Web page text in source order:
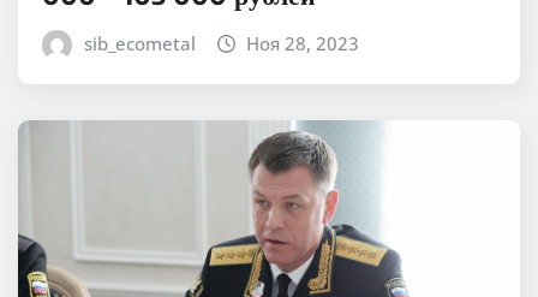
sib_ecometal Ноя 28, 2023